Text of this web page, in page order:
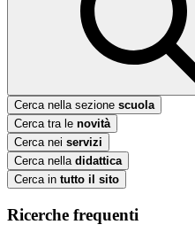
Cerca nella sezione scuola
Cerca tra le novità
Cerca nei servizi
Cerca nella didattica
Cerca in tutto il sito
Ricerche frequenti